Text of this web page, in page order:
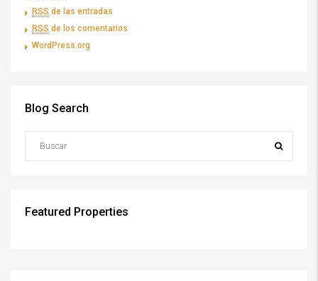
RSS de las entradas
RSS de los comentarios
WordPress.org
Blog Search
Featured Properties